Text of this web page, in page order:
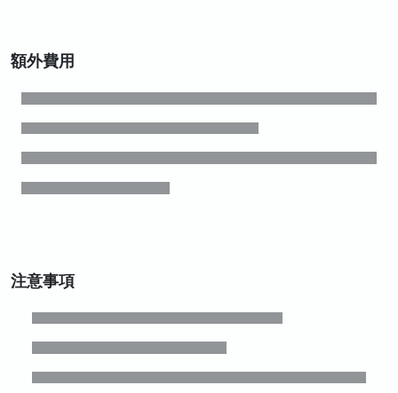
額外費用
注意事項